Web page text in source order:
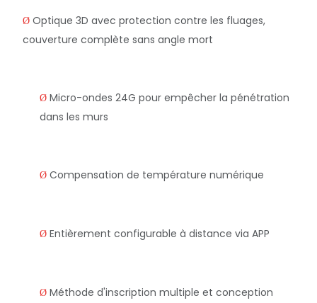
Ø Optique 3D avec protection contre les fluages,
couverture complète sans angle mort
Ø Micro-ondes 24G pour empêcher la pénétration
dans les murs
Ø Compensation de température numérique
Ø Entièrement configurable à distance via APP
Ø Méthode d'inscription multiple et conception